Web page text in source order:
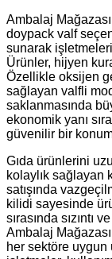
Ambalaj
doypack valf
sunarak
Ürünler, hijyen
Özellikle oksijen
sağlayan valfli
saklanmasında
ekonomik yanı
güvenilir bir
Gıda ürünlerini
kolaylık sağlayan
satışında
kilidi sayesinde
sırasında sızıntı
Ambalaj
her sektöre uygun